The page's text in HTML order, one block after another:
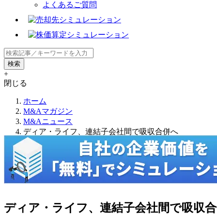
よくあるご質問
+
閉じる
ホーム
M&Aマガジン
M&Aニュース
ディア・ライフ、連結子会社間で吸収合併へ
ディア・ライフ、連結子会社間で吸収